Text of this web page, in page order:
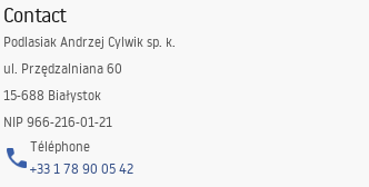
Contact
Podlasiak Andrzej Cylwik sp. k.
ul. Przędzalniana 60
15-688 Białystok
NIP 966-216-01-21
Téléphone
+33 1 78 90 05 42